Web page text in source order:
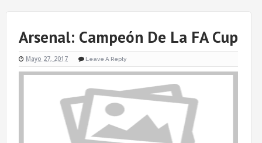
Arsenal: Campeón De La FA Cup
Mayo 27, 2017 Leave A Reply